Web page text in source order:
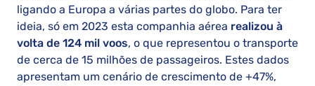
ligando a Europa a várias partes do globo. Para ter
ideia, só em 2023 esta companhia aérea realizou à
volta de 124 mil voos, o que representou o transporte
de cerca de 15 milhões de passageiros. Estes dados
apresentam um cenário de crescimento de +47%,